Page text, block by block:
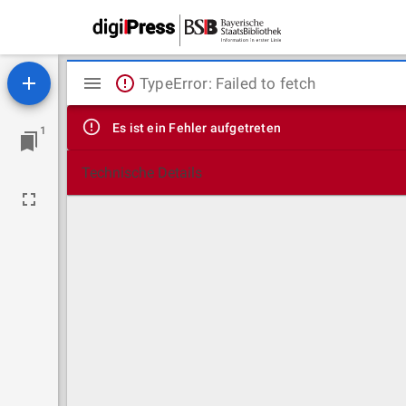
1
Mirador
Viewer
TypeError: Failed to fetch
Es ist ein Fehler aufgetreten
Technische Details